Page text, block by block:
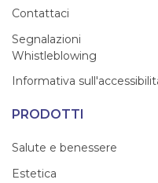
Contattaci
Segnalazioni
Whistleblowing
Informativa
PRODOTTI
Salute e benessere
Estetica